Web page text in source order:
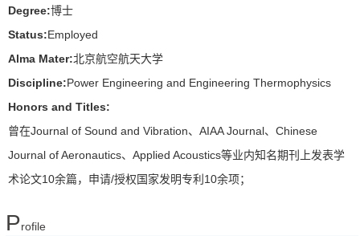
Degree:博士
Status:Employed
Alma Mater:北京航空航天大学
Discipline:Power Engineering and Engineering Thermophysics
Honors and Titles:
曾在Journal of Sound and Vibration、AIAA Journal、Chinese
Journal of Aeronautics、Applied Acoustics等业内知名期刊上发表学
术论文10余篇，申请/授权国家发明专利10余项；
Profile